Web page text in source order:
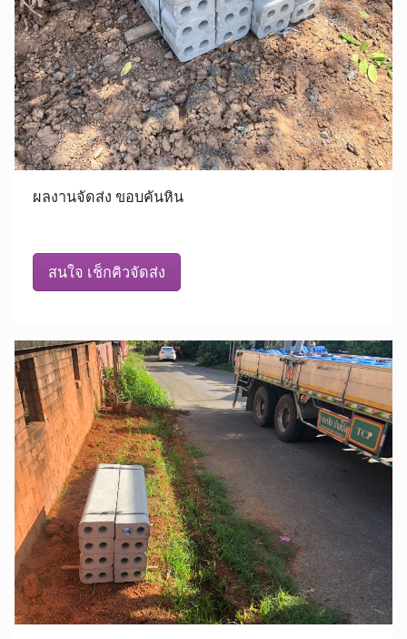
ผลงานจัดส่ง ขอบคันหิน
สนใจ เช็กคิวจัดส่ง